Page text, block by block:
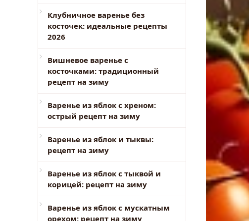
Клубничное варенье без
косточек: идеальные рецепты
2026
Вишневое варенье с
косточками: традиционный
рецепт на зиму
Варенье из яблок с хреном:
острый рецепт на зиму
Варенье из яблок и тыквы:
рецепт на зиму
Варенье из яблок с тыквой и
корицей: рецепт на зиму
Варенье из яблок с мускатным
орехом: рецепт на зиму